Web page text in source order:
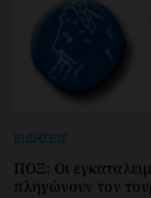
ΕΙΔΉΣΕΙΣ
ΠΟΞ: Οι
πληγώνουν τον